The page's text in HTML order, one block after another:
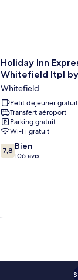
Holiday
Inn
Bengaluru
Whitefield
Itpl
by
IHG
Whitefield
Holiday Inn
Whitefield Itpl by
Whitefield
Petit déjeuner gratuit
Transfert aéroport
Parking gratuit
Wi-Fi gratuit
7.8
sur
7,8 Bien
106 avis